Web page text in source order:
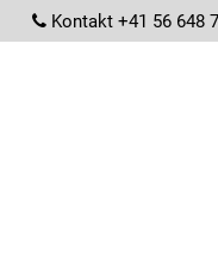
Kontakt +41 56 648